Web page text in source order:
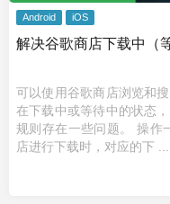
Android iOS
解决谷歌商店下载中（
可以使用谷歌商店浏览和
在下载中或等待中的状态
规则存在一些问题。 操作
店进行下载时，对应的下 ...